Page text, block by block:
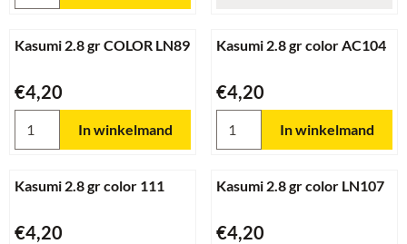
Kasumi 2.8 gr COLOR LN89
Prijs: 4,20
€4,20
In winkelmand
Kasumi 2.8 gr color AC104
Prijs: 4,20
€4,20
In winkelmand
Kasumi 2.8 gr color 111
Prijs: 4,20
€4,20
Kasumi 2.8 gr color LN107
Prijs: 4,20
€4,20